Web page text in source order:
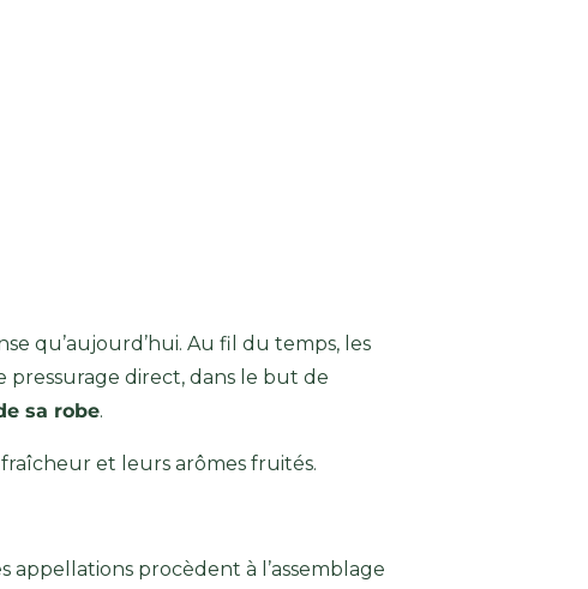
qu’aujourd’hui. Au fil du temps, les
pressurage direct, dans le but de
sa robe.
et leurs arômes fruités.
appellations procèdent à l’assemblage